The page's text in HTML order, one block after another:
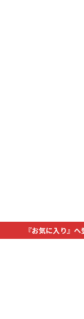
『お気に入り』